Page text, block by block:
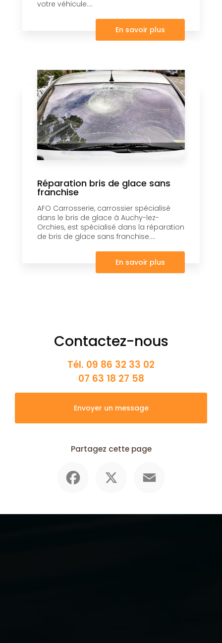
votre véhicule....
En savoir plus
Réparation bris de glace sans
franchise
AFO Carrosserie, carrossier spécialisé
dans le bris de glace à Auchy-lez-
Orchies, est spécialisé dans la réparation
de bris de glace sans franchise....
En savoir plus
Contactez-nous
Tél. 09 86 32 33 02
07 63 18 27 58
Envoyer un message
Partagez cette page